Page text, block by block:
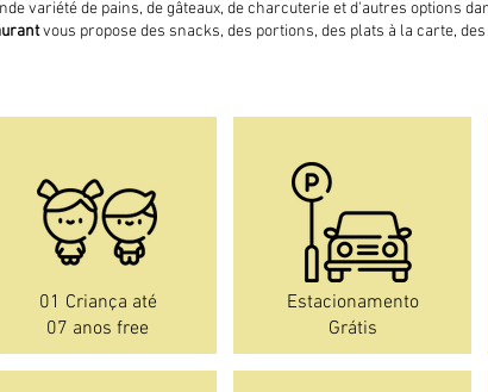
variété de pains, de gâteaux, de charcuterie et d'autres options
vous propose des snacks, des portions, des plats à la carte,
01 Criança até
07 anos free
Estacionamento
Grátis